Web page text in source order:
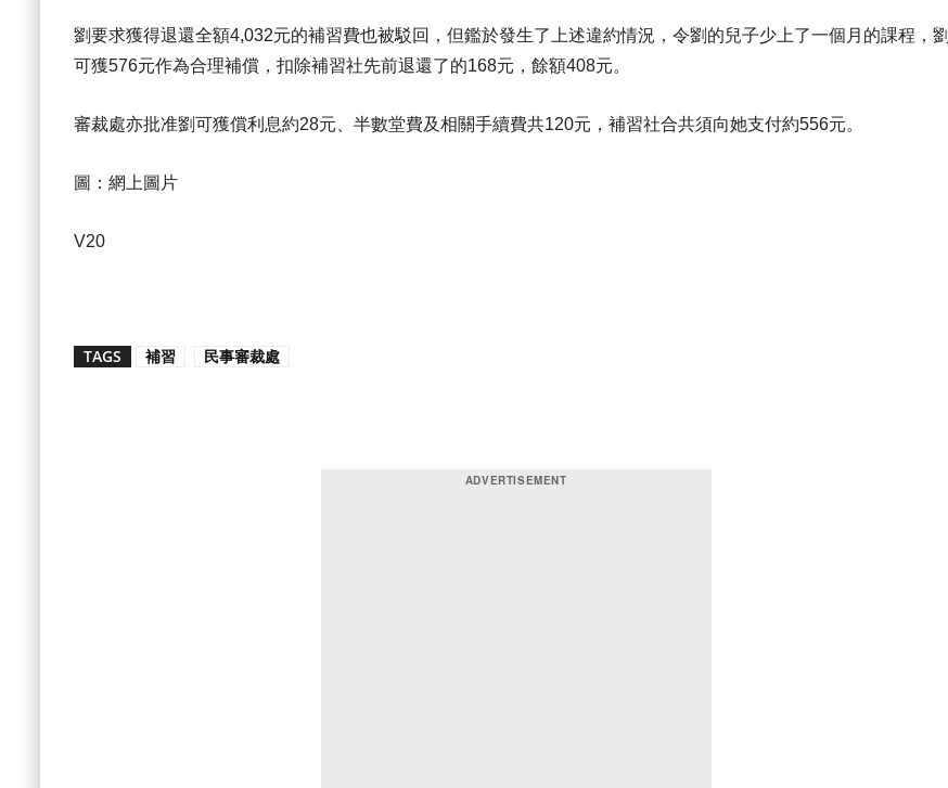
劉要求獲得退還全額4,032元的補習費也被駁回，但鑑於發生了上述違約情況，令劉的兒子少上了一個月的課程，劉
可獲576元作為合理補償，扣除補習社先前退還了的168元，餘額408元。
審裁處亦批准劉可獲償利息約28元、半數堂費及相關手續費共120元，補習社合共須向她支付約556元。
圖：網上圖片
V20
TAGS 補習 民事審裁處